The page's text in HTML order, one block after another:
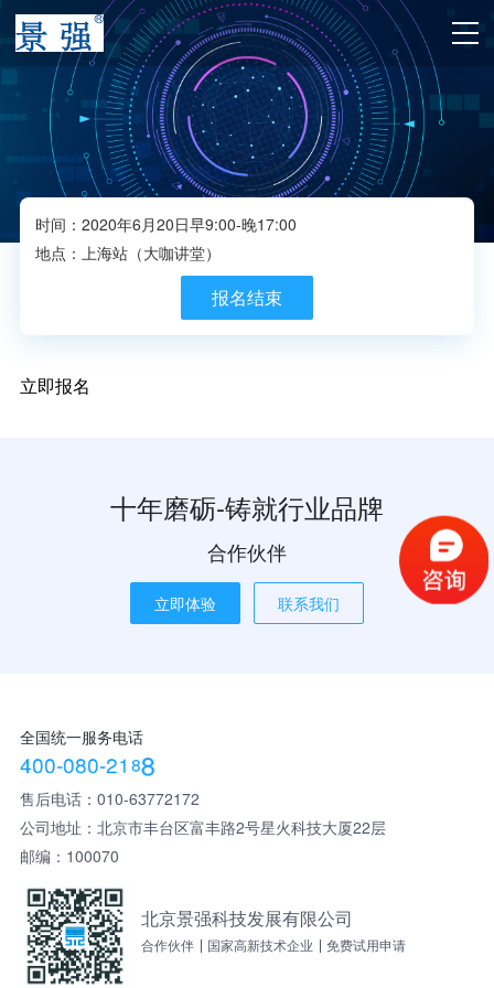
时间：2020年6月20日早9:00-晚17:00
地点：上海站（大咖讲堂）
报名结束
立即报名
十年磨砺-铸就行业品牌
合作伙伴
立即体验 联系我们
全国统一服务电话
400-080-2188
售后电话：010-63772172
公司地址：北京市丰台区富丰路2号星火科技大厦22层
邮编：100070
北京景强科技发展有限公司
合作伙伴 国家高新技术企业 免费试用申请